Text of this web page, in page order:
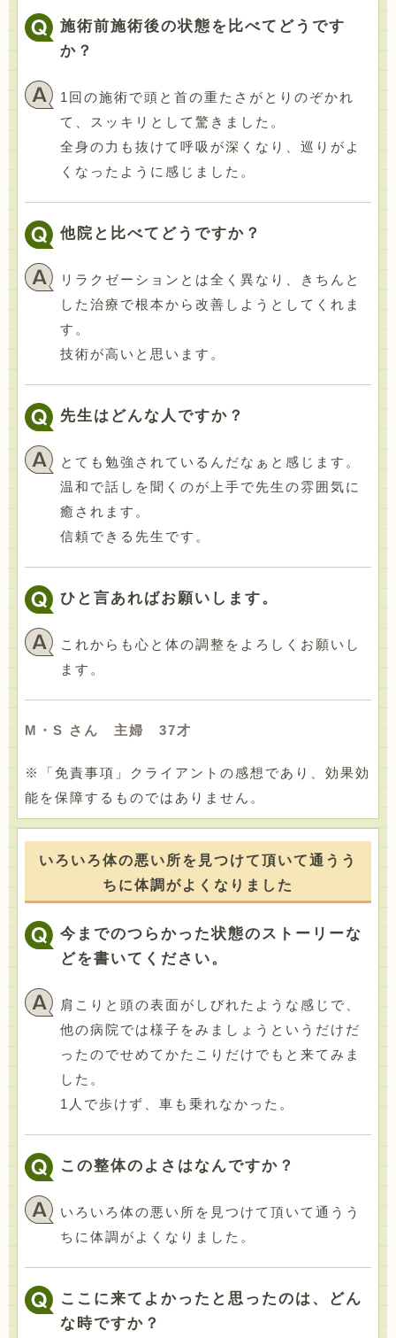
施術前施術後の状態を比べてどうです
か？
1回の施術で頭と首の重たさがとりのぞかれ
て、スッキリとして驚きました。
全身の力も抜けて呼吸が深くなり、巡りがよ
くなったように感じました。
他院と比べてどうですか？
リラクゼーションとは全く異なり、きちんと
した治療で根本から改善しようとしてくれま
す。
技術が高いと思います。
先生はどんな人ですか？
とても勉強されているんだなぁと感じます。
温和で話しを聞くのが上手で先生の雰囲気に
癒されます。
信頼できる先生です。
ひと言あればお願いします。
これからも心と体の調整をよろしくお願いし
ます。
M・S さん 主婦 37才
※「免責事項」クライアントの感想であり、効果効
能を保障するものではありません。
いろいろ体の悪い所を見つけて頂いて通うう
ちに体調がよくなりました
今までのつらかった状態のストーリーな
どを書いてください。
肩こりと頭の表面がしびれたような感じで、
他の病院では様子をみましょうというだけだ
ったのでせめてかたこりだけでもと来てみま
した。
1人で歩けず、車も乗れなかった。
この整体のよさはなんですか？
いろいろ体の悪い所を見つけて頂いて通うう
ちに体調がよくなりました。
ここに来てよかったと思ったのは、どん
な時ですか？